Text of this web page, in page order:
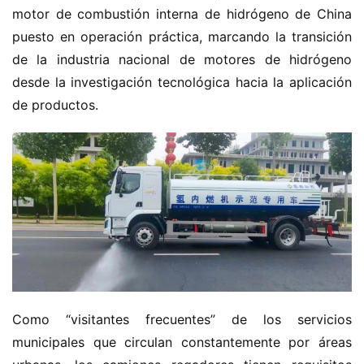
motor de combustión interna de hidrógeno de China
puesto en operación práctica, marcando la transición
de la industria nacional de motores de hidrógeno
desde la investigación tecnológica hacia la aplicación
de productos.
Como “visitantes frecuentes” de los servicios
municipales que circulan constantemente por áreas